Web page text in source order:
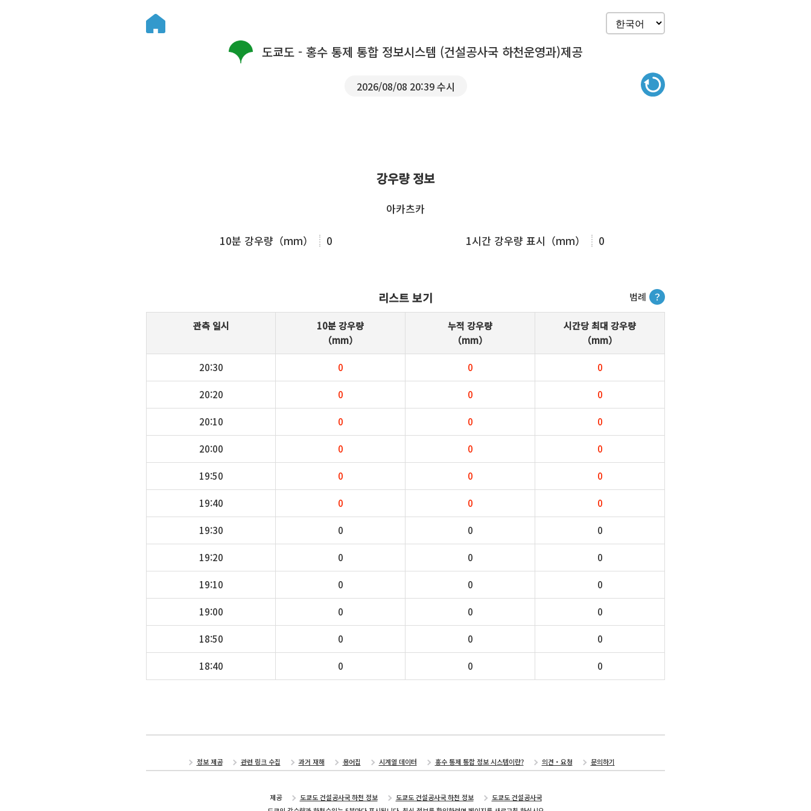
도쿄도 - 홍수 통제 통합 정보시스템 (건설공사국 하천운영과)제공
2026/08/08 20:39 수시
강우량 정보
아카츠카
10분 강우량（mm） 0 1시간 강우량 표시（mm） 0
범례 ？
리스트 보기
관측 일시
10분 강우량
（mm）
누적 강우량
（mm）
시간당 최대 강우량
（mm）
20:30 0 0 0
20:20 0 0 0
20:10 0 0 0
20:00 0 0 0
19:50 0 0 0
19:40 0 0 0
19:30 0 0 0
19:20 0 0 0
19:10 0 0 0
19:00 0 0 0
18:50 0 0 0
18:40 0 0 0
정보 제공 관련 링크 수집 과거 재해 용어집 시계열 데이터 홍수 통제 통합 정보 시스템이란? 의견・요청 문의하기
제공 도쿄도 건설공사국 하천 정보 도쿄도 건설공사국 하천 정보
도쿄도 건설공사국